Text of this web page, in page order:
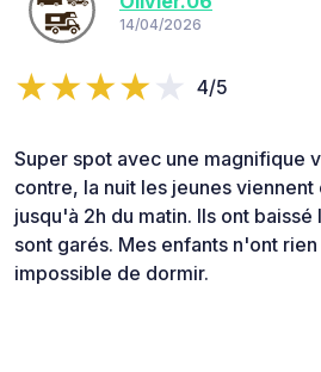
14/04/2026
4/5
Super spot avec une magnifique
contre, la nuit les jeunes
jusqu'à 2h du matin. Ils ont baissé
sont garés. Mes enfants n'ont
impossible de dormir.